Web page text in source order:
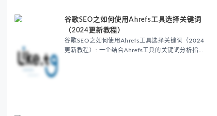
谷歌SEO之如何使用Ahrefs工具选择关键词
（2024更新教程）
谷歌SEO之如何使用Ahrefs工具选择关键词（2024
更新教程）: 一个结合Ahrefs工具的关键词分析指